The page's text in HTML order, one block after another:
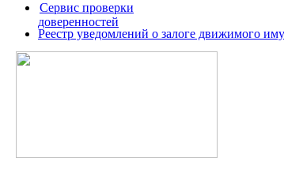
Сервис проверки
доверенностей
Реестр уведомлений о залоге движимого